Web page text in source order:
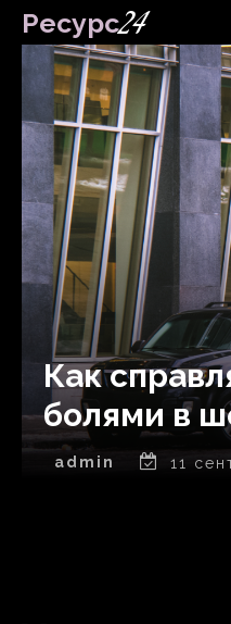
Ресурс24
Как
болями в
admin 11